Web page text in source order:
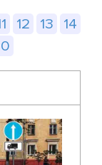
12 13
14